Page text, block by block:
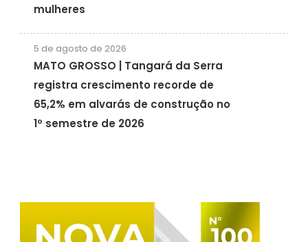
mulheres
5 de agosto de 2026
MATO GROSSO | Tangará da Serra
registra crescimento recorde de
65,2% em alvarás de construção no
1º semestre de 2026